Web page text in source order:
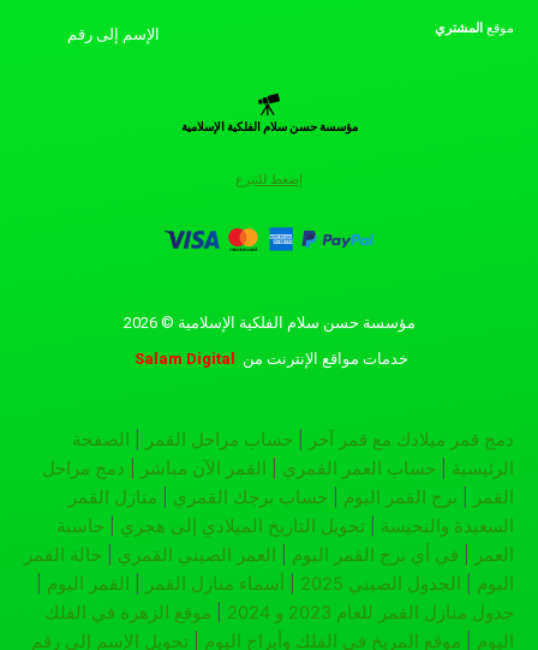
موقع المشتري الإسم إلى رقم
مؤسسة حسن سلام الفلكية الإسلامية
إضغط للتبرع
مؤسسة حسن سلام الفلكية الإسلامية © 2026
خدمات مواقع الإنترنت من Salam Digital
دمج قمر ميلادك مع قمر آخر حساب مراحل القمر
الصفحة
الرئيسية
حساب العمر القمري القمر الآن مباشر
دمج مراحل
القمر
برج القمر اليوم حساب برجك القمري
منازل القمر
السعيدة والنحيسة
تحويل التاريخ الميلادي إلى هجري
حاسبة
العمر
في أي برج القمر اليوم العمر الصيني القمري
حالة القمر
اليوم
الجدول الصيني 2025 أسماء منازل القمر القمر اليوم
جدول منازل القمر للعام 2023 و 2024
موقع الزهرة في الفلك
اليوم
موقع المريخ في الفلك وأبراج اليوم تحويل الإسم إلى رقم